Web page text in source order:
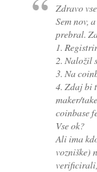
Zdravo
Sem nov,
prebral.
1.
2. Naložil
3. Na
4. Zdaj bi
maker/
coinbase
Vse ok?
Ali ima
vozniške)